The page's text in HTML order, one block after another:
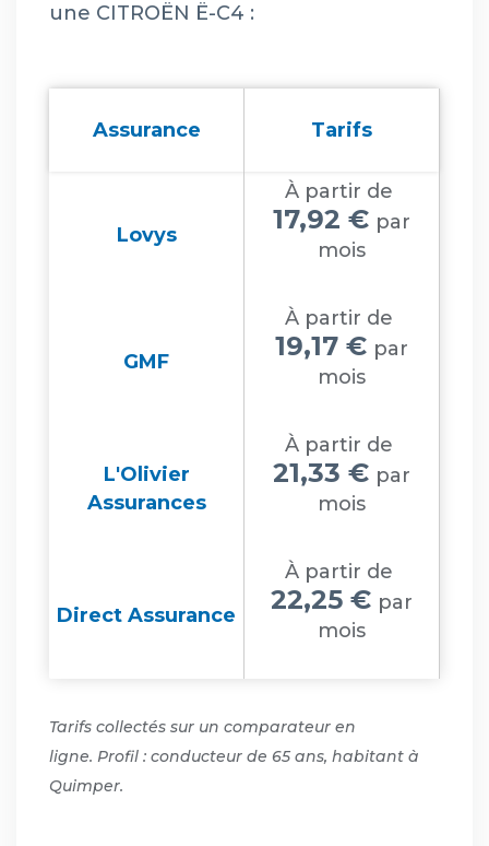
une CITROËN Ë-C4 :
Assurance Tarifs
Lovys
À partir de
17,92 € par
mois
GMF
À partir de
19,17 € par
mois
L'Olivier
Assurances
À partir de
21,33 € par
mois
Direct Assurance
À partir de
22,25 € par
mois
Tarifs collectés sur un comparateur en
ligne. Profil : conducteur de 65 ans, habitant à
Quimper.